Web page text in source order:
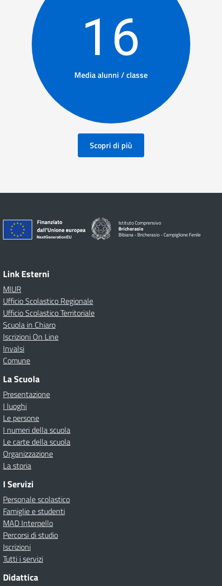
16
Media alunni / classe
Scopri di più
Istituto Comprensivo
Bricherasio
Bibiana - Bricherasio - Campiglione Fenile
Link Esterni
MIUR
Ufficio Scolastico Regionale
Ufficio Scolastico Territoriale
Scuola in Chiaro
Iscrizioni On Line
Invalsi
Comune
La Scuola
Presentazione
I luoghi
Le persone
I numeri della scuola
Le carte della scuola
Organizzazione
La storia
I Servizi
Personale scolastico
Famiglie e studenti
MAD Interpello
Percorsi di studio
Iscrizioni
Tutti i servizi
Didattica